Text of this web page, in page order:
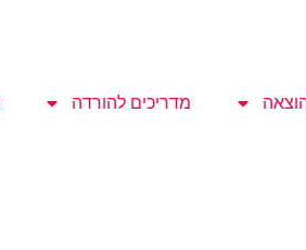
מדריכים להורדה